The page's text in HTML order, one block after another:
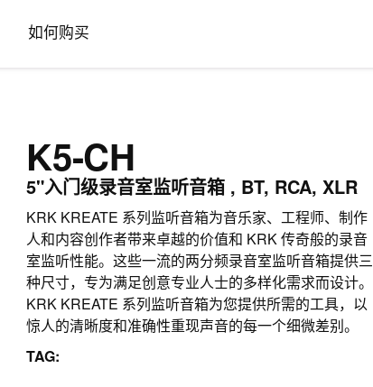
如何购买
K5-CH
5"入门级录音室监听音箱 , BT, RCA, XLR
KRK KREATE 系列监听音箱为音乐家、工程师、制作
人和内容创作者带来卓越的价值和 KRK 传奇般的录音
室监听性能。这些一流的两分频录音室监听音箱提供三
种尺寸，专为满足创意专业人士的多样化需求而设计。
KRK KREATE 系列监听音箱为您提供所需的工具，以
惊人的清晰度和准确性重现声音的每一个细微差别。
TAG: